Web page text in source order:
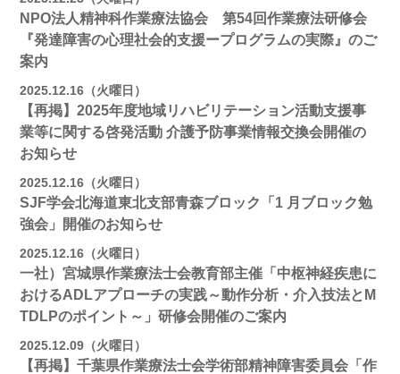
NPO法人精神科作業療法協会 第54回作業療法研修会
『発達障害の心理社会的支援ープログラムの実際』のご
案内
2025.12.16（火曜日）
【再掲】2025年度地域リハビリテーション活動⽀援事
業等に関する啓発活動 介護予防事業情報交換会開催の
お知らせ
2025.12.16（火曜日）
SJF学会北海道東北支部⻘森ブロック「1 月ブロック勉
強会」開催のお知らせ
2025.12.16（火曜日）
一社）宮城県作業療法士会教育部主催「中枢神経疾患に
おけるADLアプローチの実践～動作分析・介入技法とM
TDLPのポイント～」研修会開催のご案内
2025.12.09（火曜日）
【再掲】千葉県作業療法士会学術部精神障害委員会「作